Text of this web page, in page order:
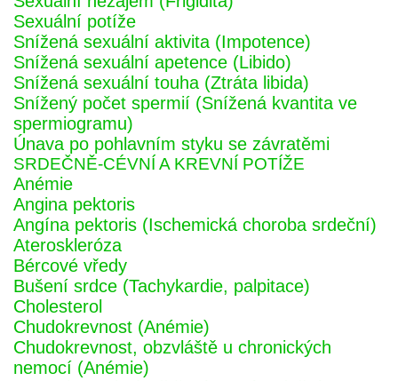
Sexuální potíže
Snížená sexuální aktivita (Impotence)
Snížená sexuální apetence (Libido)
Snížená sexuální touha (Ztráta libida)
Snížený počet spermií (Snížená kvantita ve
spermiogramu)
Únava po pohlavním styku se závratěmi
SRDEČNĚ-CÉVNÍ A KREVNÍ POTÍŽE
Anémie
Angina pektoris
Angína pektoris (Ischemická choroba srdeční)
Ateroskleróza
Bércové vředy
Bušení srdce (Tachykardie, palpitace)
Cholesterol
Chudokrevnost (Anémie)
Chudokrevnost, obzvláště u chronických
nemocí (Anémie)